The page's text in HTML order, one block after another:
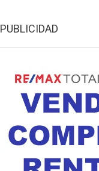
PUBLICIDAD